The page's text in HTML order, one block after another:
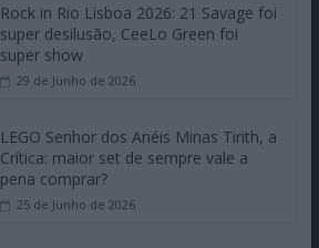
Rock in Rio Lisboa 2026: 21 Savage foi
super desilusão, CeeLo Green foi
super show
29 de Junho de 2026
LEGO Senhor dos Anéis Minas Tirith, a
Crítica: maior set de sempre vale a
pena comprar?
25 de Junho de 2026